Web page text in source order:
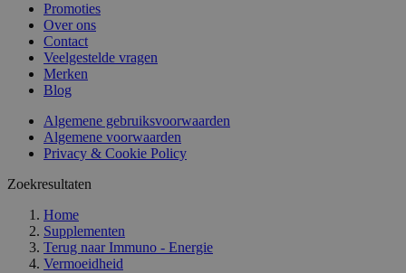
Promoties
Over ons
Contact
Veelgestelde vragen
Merken
Blog
Algemene gebruiksvoorwaarden
Algemene voorwaarden
Privacy & Cookie Policy
Zoekresultaten
Home
Supplementen
Terug naar Immuno - Energie
Vermoeidheid